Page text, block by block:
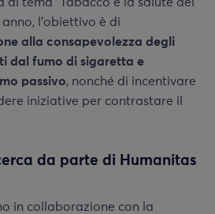
l’obiettivo è di
alla consapevolezza degli
dal fumo di sigaretta e
passivo, nonché di incentivare
iniziative per contrastare il
da parte di Humanitas
in collaborazione con la